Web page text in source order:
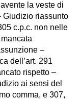
la veste di
Giudizio riassunto
c.p.c. non nelle
–
dell’art. 291
rispetto –
ai sensi del
comma, e 307,